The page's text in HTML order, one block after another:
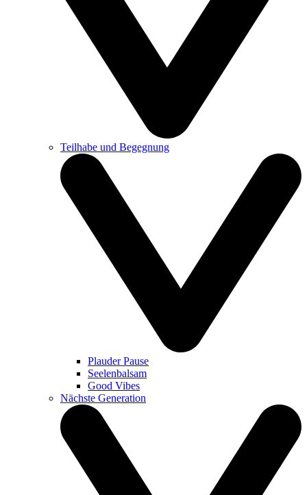
Teilhabe und Begegnung
Plauder Pause
Seelenbalsam
Good Vibes
Nächste Generation